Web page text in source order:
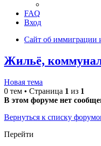
FAQ
Вход
Сайт об иммиграции
Жильё,
Новая тема
0 тем • Страница 1 из 1
В этом форуме нет
Вернуться к списку
Перейти